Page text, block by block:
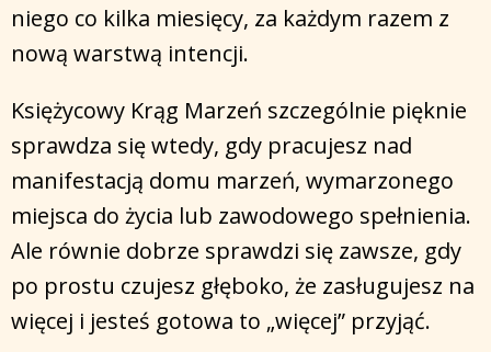
niego co kilka miesięcy, za każdym razem z
nową warstwą intencji.
Księżycowy Krąg Marzeń szczególnie pięknie
sprawdza się wtedy, gdy pracujesz nad
manifestacją domu marzeń, wymarzonego
miejsca do życia lub zawodowego spełnienia.
Ale równie dobrze sprawdzi się zawsze, gdy
po prostu czujesz głęboko, że zasługujesz na
więcej i jesteś gotowa to „więcej” przyjąć.